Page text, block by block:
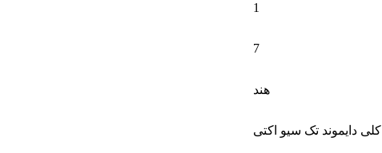
1
7
هند